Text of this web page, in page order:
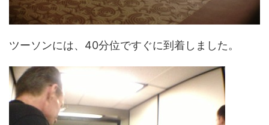
ツーソンには、40分位ですぐに到着しました。